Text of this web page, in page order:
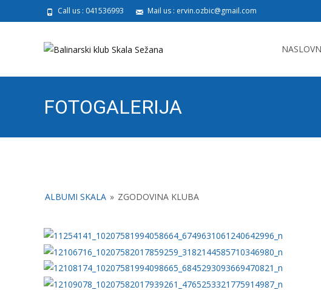
Call us : 041536993 Mail us : ervin.ozbic@gmail.com
FOTOGALERIJA
ALBUMI SKALA » ZGODOVINA KLUBA